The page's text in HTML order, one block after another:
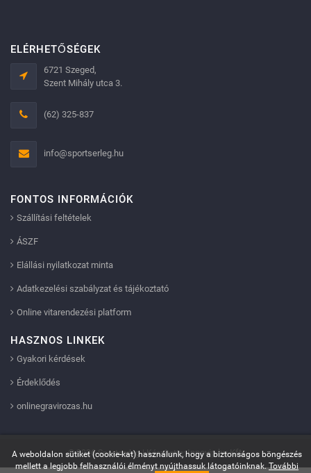
ELÉRHETŐSÉGEK
6721 Szeged,
Szent Mihály utca 3.
(62) 325-837
info@sportserleg.hu
FONTOS INFORMÁCIÓK
Szállítási feltételek
ÁSZF
Elállási nyilatkozat minta
Adatkezelési szabályzat és tájékoztató
Online vitarendezési platform
HASZNOS LINKEK
Gyakori kérdések
Érdeklődés
onlinegravirozas.hu
© 2026 Sportserleg | Készítette:Innovip.hu Kft.
A weboldalon sütiket (cookie-kat) használunk, hogy a biztonságos böngészés
mellett a legjobb felhasználói élményt nyújthassuk látogatóinknak.További